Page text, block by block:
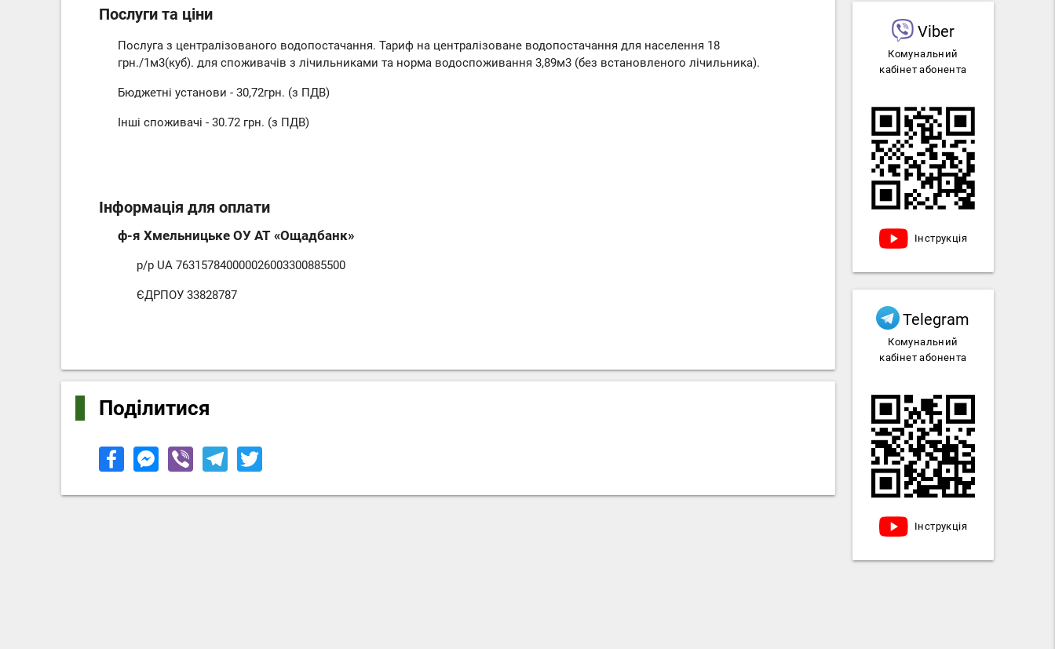
Послуги та ціни
Послуга з централізованого водопостачання. Тариф на централізоване водопостачання для населення 18
грн./1м3(куб). для споживачів з лічильниками та норма водоспоживання 3,89м3 (без встановленого лічильника).
Бюджетні установи - 30,72грн. (з ПДВ)
Інші споживачі - 30.72 грн. (з ПДВ)
Інформація для оплати
ф-я Хмельницьке ОУ АТ «Ощадбанк»
р/р UA 763157840000026003300885500
ЄДРПОУ 33828787
Поділитися
Viber
Комунальний
кабінет абонента
Інструкція
Telegram
Комунальний
кабінет абонента
Інструкція